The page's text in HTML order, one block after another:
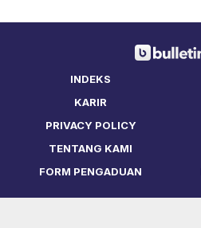
INDEKS
KARIR
PRIVACY POLICY
TENTANG KAMI
FORM PENGADUAN